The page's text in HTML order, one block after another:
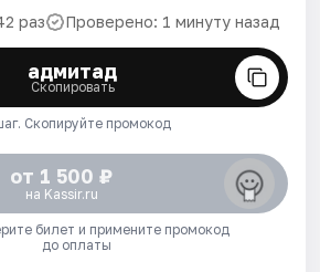
раз Проверено: 1 минуту назад
адмитад
Скопировать
Скопируйте промокод
от 1 500 ₽
на Kassir.ru
билет и примените промокод
до оплаты